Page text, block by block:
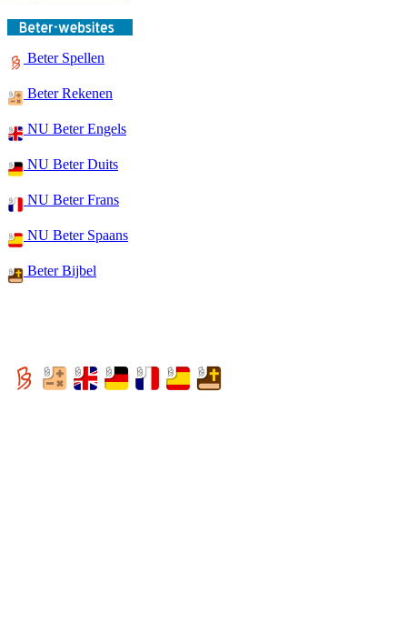
Beter Spellen
Beter Rekenen
NU Beter Engels
NU Beter Duits
NU Beter Frans
NU Beter Spaans
Beter Bijbel